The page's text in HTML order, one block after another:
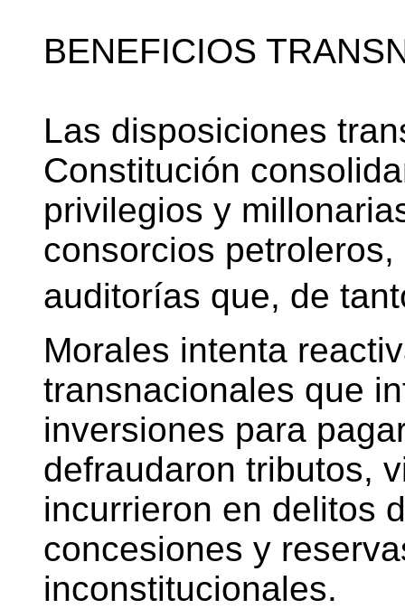
BENEFICIOS
Las disposiciones
Constitución
privilegios y
consorcios
auditorías que, de
Morales intenta
transnacionales que
inversiones para
defraudaron tributos,
incurrieron en delitos
concesiones y
inconstitucionales.